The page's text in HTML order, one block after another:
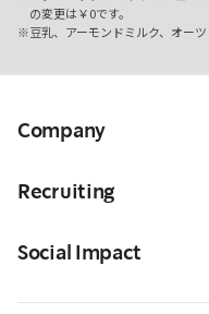
の変更は￥0です。
豆乳、アーモンドミルク、オー
Company
Recruiting
Social Impact